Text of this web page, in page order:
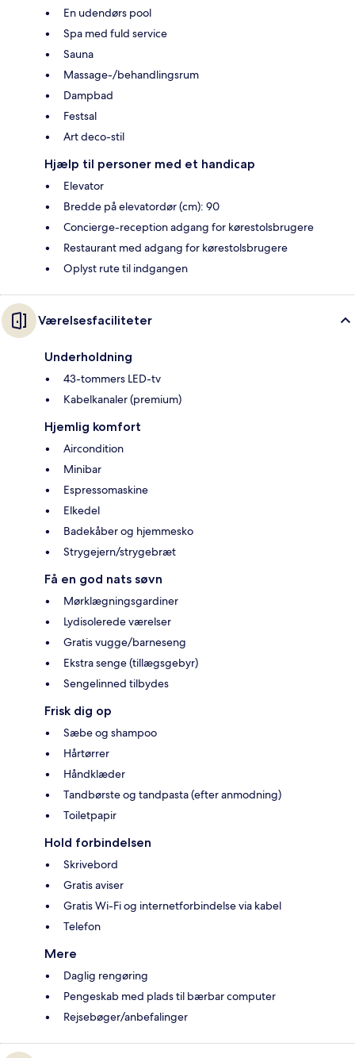
En udendørs pool
Spa med fuld service
Sauna
Massage-/behandlingsrum
Dampbad
Festsal
Art deco-stil
Hjælp til personer med et handicap
Elevator
Bredde på elevatordør (cm): 90
Concierge-reception adgang for kørestolsbrugere
Restaurant med adgang for kørestolsbrugere
Oplyst rute til indgangen
Værelsesfaciliteter
Underholdning
43-tommers LED-tv
Kabelkanaler (premium)
Hjemlig komfort
Aircondition
Minibar
Espressomaskine
Elkedel
Badekåber og hjemmesko
Strygejern/strygebræt
Få en god nats søvn
Mørklægningsgardiner
Lydisolerede værelser
Gratis vugge/barneseng
Ekstra senge (tillægsgebyr)
Sengelinned tilbydes
Frisk dig op
Sæbe og shampoo
Hårtørrer
Håndklæder
Tandbørste og tandpasta (efter anmodning)
Toiletpapir
Hold forbindelsen
Skrivebord
Gratis aviser
Gratis Wi-Fi og internetforbindelse via kabel
Telefon
Mere
Daglig rengøring
Pengeskab med plads til bærbar computer
Rejsebøger/anbefalinger